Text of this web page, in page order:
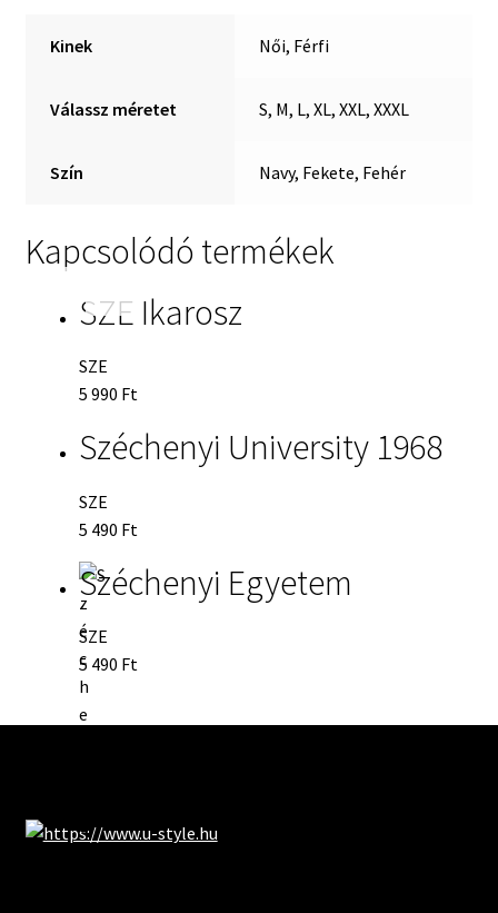
Kinek Női, Férfi
Válassz méretet S, M, L, XL, XXL, XXXL
Szín Navy, Fekete, Fehér
Kapcsolódó termékek
SZE Ikarosz
SZE
5 990 Ft
Széchenyi University 1968
SZE
5 490 Ft
Széchenyi Egyetem
SZE
5 490 Ft